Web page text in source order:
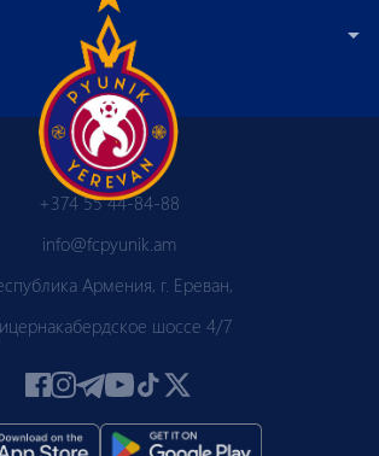
+374 55 44-84-88
info@fcpyunik.am
Армения, г. Ереван,
шоссе 4/7